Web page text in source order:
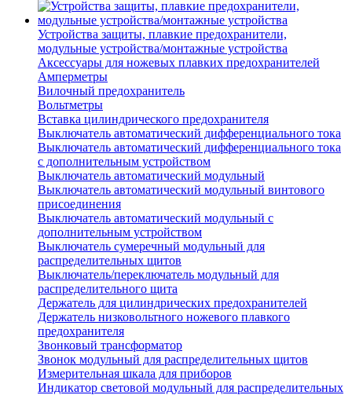
Устройства защиты, плавкие предохранители,
модульные устройства/монтажные устройства
Аксессуары для ножевых плавких предохранителей
Амперметры
Вилочный предохранитель
Вольтметры
Вставка цилиндрического предохранителя
Выключатель автоматический дифференциального тока
Выключатель автоматический дифференциального тока
с дополнительным устройством
Выключатель автоматический модульный
Выключатель автоматический модульный винтового
присоединения
Выключатель автоматический модульный с
дополнительным устройством
Выключатель сумеречный модульный для
распределительных щитов
Выключатель/переключатель модульный для
распределительного щита
Держатель для цилиндрических предохранителей
Держатель низковольтного ножевого плавкого
предохранителя
Звонковый трансформатор
Звонок модульный для распределительных щитов
Измерительная шкала для приборов
Индикатор световой модульный для распределительных